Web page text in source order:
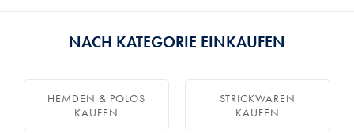
NACH KATEGORIE EINKAUFEN
HEMDEN & POLOS
KAUFEN
STRICKWAREN
KAUFEN